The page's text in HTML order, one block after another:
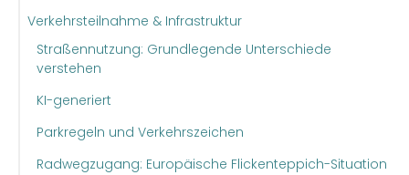
Verkehrsteilnahme & Infrastruktur
Straßennutzung: Grundlegende Unterschiede
verstehen
KI-generiert
Parkregeln und Verkehrszeichen
Radwegzugang: Europäische Flickenteppich-Situation